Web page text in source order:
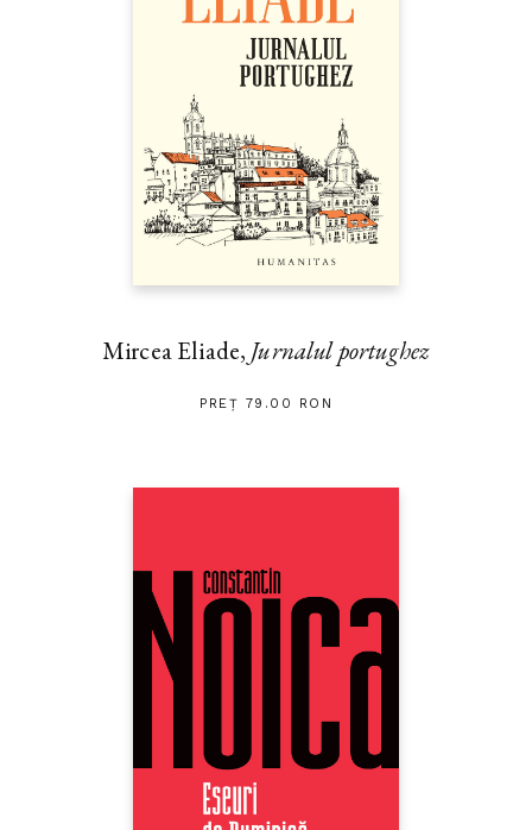
Mircea Eliade, Jurnalul portughez
PREȚ 79.00 RON